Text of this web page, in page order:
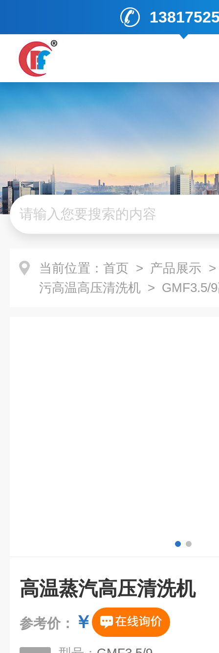
当前位置： 首页 > 产品展示
污高温高压清洗机 > GMF3.5/
高温蒸汽高压清洗机
参考价： ￥